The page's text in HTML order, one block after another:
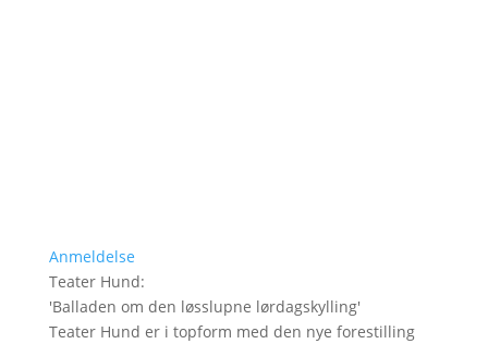
Anmeldelse
Teater Hund:
'Balladen om den løsslupne lørdagskylling'
Teater Hund er i topform med den nye forestilling